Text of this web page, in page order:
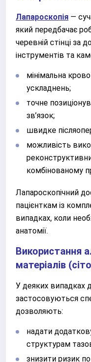
Лапароскопія —
який передбачає
черевній стінці за
інструментів та
мінімальна
ускладнень;
точне
зв’язок;
швидке
можливість
комбінованому
Лапароскопічний
пацієнткам із
випадках, коли
анатомії.
Використання
матеріалів
У деяких випадках
застосовуються
дозволяють:
надати
структурам
знизити ризик